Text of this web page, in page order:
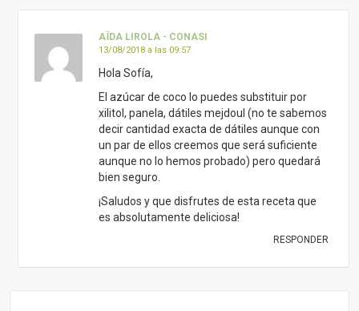
AÏDA LIROLA - CONASI
13/08/2018 a las 09:57
Hola Sofía,
El azúcar de coco lo puedes substituir por
xilitol, panela, dátiles mejdoul (no te sabemos
decir cantidad exacta de dátiles aunque con
un par de ellos creemos que será suficiente
aunque no lo hemos probado) pero quedará
bien seguro.
¡Saludos y que disfrutes de esta receta que
es absolutamente deliciosa!
RESPONDER